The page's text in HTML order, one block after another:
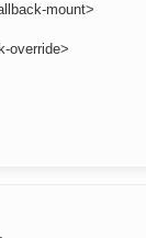
mount>
override>